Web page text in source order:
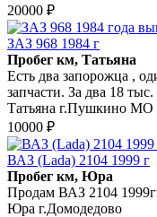
20000 ₽
ЗАЗ 968 1984 г
Пробег км, Татьяна
Есть два запорожца ,
запчасти. За два 18
Татьяна г.Пушкино МО
10000 ₽
ВАЗ (Lada) 2104 1999 г
Пробег км, Юра
Продам ВАЗ 2104
Юра г.Домодедово